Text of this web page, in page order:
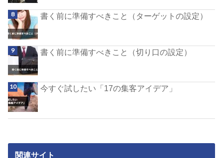
書く前に準備すべきこと（ターゲットの設定）
書く前に準備すべきこと（切り口の設定）
今すぐ試したい「17の集客アイデア」
関連サイト